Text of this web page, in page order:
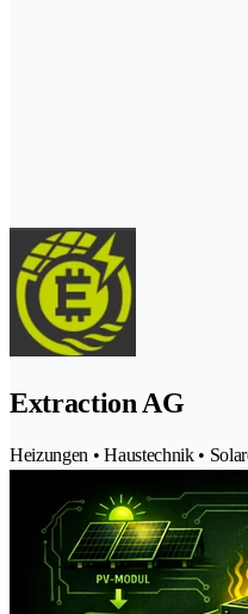
Extraction AG
Heizungen • Haustechnik •